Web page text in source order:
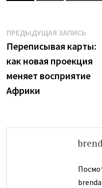
Навигация
по
записям
ПРЕДЫДУЩАЯ ЗАПИСЬ
Переписывая карты:
как новая проекция
меняет восприятие
Африки